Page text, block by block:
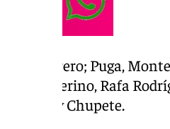
Herrero; Puga,
Izan Merino, Rafa
81′) y Chupete.